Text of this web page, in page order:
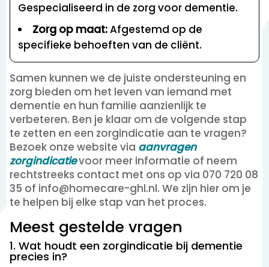
Gespecialiseerd in de zorg voor dementie.
Zorg op maat:Afgestemd op de
specifieke behoeften van de cliënt.
Samen kunnen we de juiste ondersteuning en
zorg bieden om het leven van iemand met
dementie en hun familie aanzienlijk te
verbeteren. Ben je klaar om de volgende stap
te zetten en een zorgindicatie aan te vragen?
Bezoek onze website via aanvragen
zorgindicatievoor meer informatie of neem
rechtstreeks contact met ons op via 070 720 08
35 of info@homecare-ghl.nl. We zijn hier om je
te helpen bij elke stap van het proces.
Meest gestelde vragen
1. Wat houdt een zorgindicatie bij dementie
precies in?